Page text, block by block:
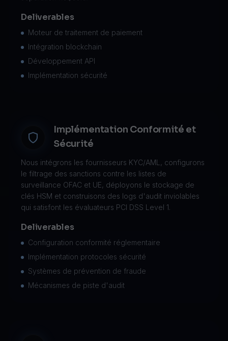
Deliverables
Moteur de traitement de paiement
Intégration blockchain
Développement API
Implémentation sécurité
Implémentation Conformité et
Sécurité
Nous intégrons les fournisseurs KYC/AML, configurons
le filtrage des sanctions contre les listes de
surveillance OFAC et UE, déployons le stockage de
clés HSM et construisons des logs d'audit inviolables
qui satisfont les évaluateurs PCI DSS Level 1.
Deliverables
Configuration conformité réglementaire
Implémentation protocoles sécurité
Systèmes de prévention de fraude
Mécanismes de piste d'audit